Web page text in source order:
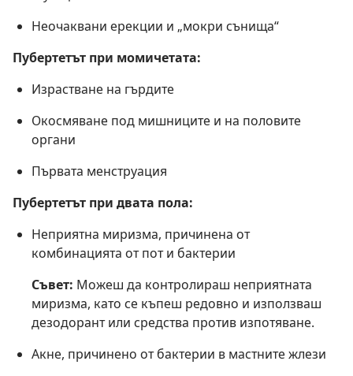
Неочаквани ерекции и „мокри сънища“
Пубертетът при момичетата:
Израстване на гърдите
Окосмяване под мишниците и на половите
органи
Първата менструация
Пубертетът при двата пола:
Неприятна миризма, причинена от
комбинацията от пот и бактерии
Съвет: Можеш да контролираш неприятната
миризма, като се къпеш редовно и използваш
дезодорант или средства против изпотяване.
Акне, причинено от бактерии в мастните жлези